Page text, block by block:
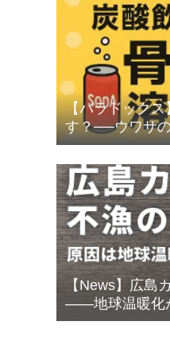
【パラドック
す？──ウワサ
【News】広島
――地球温暖化